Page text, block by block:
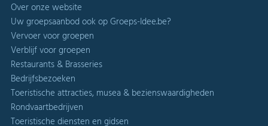
Over onze website
Uw groepsaanbod ook op Groeps-Idee.be?
Vervoer voor groepen
Verblijf voor groepen
Restaurants & Brasseries
Bedrijfsbezoeken
Toeristische attracties, musea & bezienswaardigheden
Rondvaartbedrijven
Toeristische diensten en gidsen